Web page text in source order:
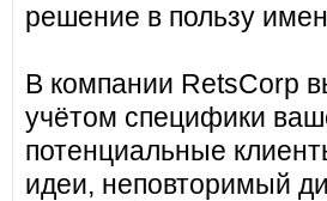
решение в пользу
В компании RetsCorp
учётом специфики
потенциальные
идеи, неповторимый